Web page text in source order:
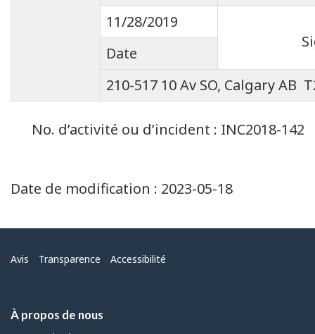
11/28/2019
Date
210-517 10 Av SO, Calgary AB
No. d’activité ou d’incident : INC2018-142
Date de modification : 2023-05-18
Menu
Avis Transparence Accessibilité
À propos de nous